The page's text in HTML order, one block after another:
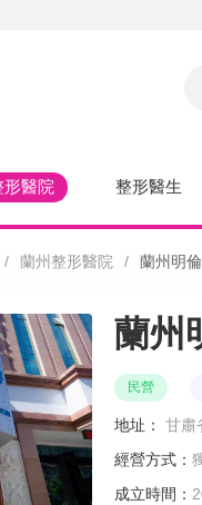
形醫院 整形醫生
/ 蘭州整形醫院 / 蘭州明
蘭州
民營
地址：
甘肅
經營方式：
成立時間：